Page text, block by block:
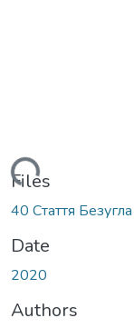
Files
40 Стаття
Date
2020
Authors